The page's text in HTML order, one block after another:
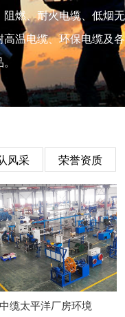
燃、耐火电缆、低烟无
温电缆、环保电缆及各
风采 荣誉资质
中缆太平洋厂房环境